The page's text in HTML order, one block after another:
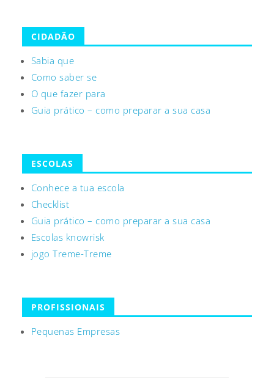
CIDADÃO
Sabia que
Como saber se
O que fazer para
Guia prático – como preparar a sua casa
ESCOLAS
Conhece a tua escola
Checklist
Guia prático – como preparar a sua casa
Escolas knowrisk
jogo Treme-Treme
PROFISSIONAIS
Pequenas Empresas